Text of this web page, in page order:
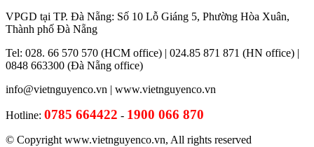
VPGD tại TP. Đà Nẵng: Số 10 Lỗ Giáng 5, Phường Hòa Xuân,
Thành phố Đà Nẵng
Tel: 028. 66 570 570 (HCM office) | 024.85 871 871 (HN office) |
0848 663300 (Đà Nẵng office)
info@vietnguyenco.vn | www.vietnguyenco.vn
Hotline: 0785 664422 - 1900 066 870
© Copyright www.vietnguyenco.vn, All rights reserved